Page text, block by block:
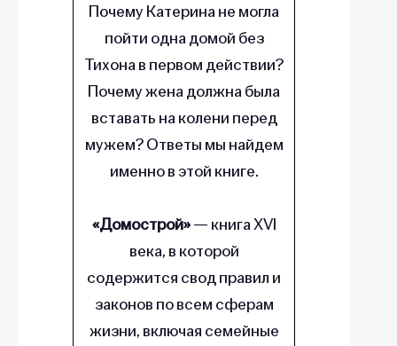
Почему Катерина не могла
пойти одна домой без
Тихона в первом действии?
Почему жена должна была
вставать на колени перед
мужем? Ответы мы найдем
именно в этой книге.
«Домострой»— книга XVI
века, в которой
содержится свод правил и
законов по всем сферам
жизни, включая семейные